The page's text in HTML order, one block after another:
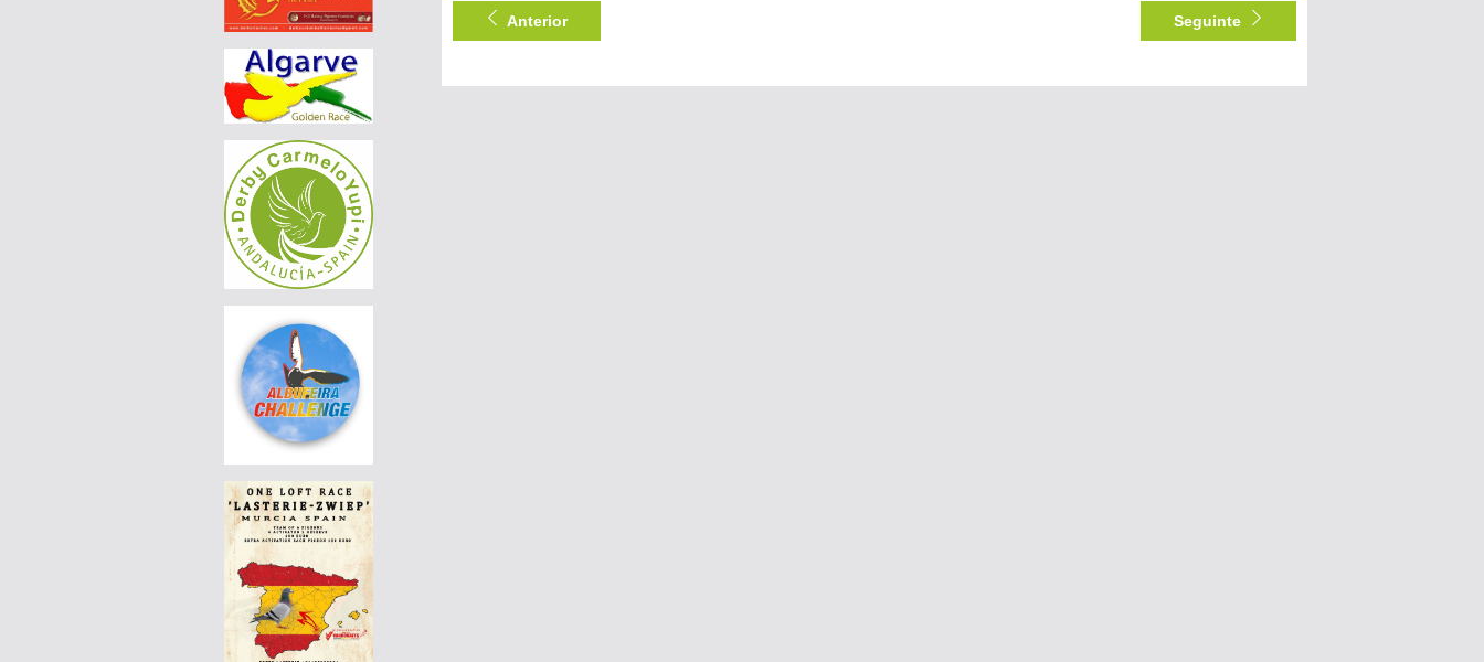
BE-25-3045346|200 EUR
AGD WINTER RACE 2026 - 13C
BE-25-3045346|190 EUR
AGD WINTER RACE 2026 - 13C
BE-25-3045346|180 EUR
AGD WINTER RACE 2026 - 13C
BE-25-3045346|160 EUR
AGD WINTER RACE 2026 - 13C
BE-25-3045346|150 EUR
BE-25-3045346|140 EUR
AGD WINTER RACE 2026 - 13C
Anterior Seguinte